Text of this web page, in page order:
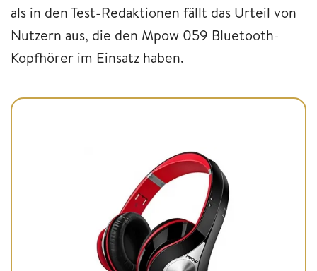
als in den Test-Redaktionen fällt das Urteil von
Nutzern aus, die den Mpow 059 Bluetooth-
Kopfhörer im Einsatz haben.